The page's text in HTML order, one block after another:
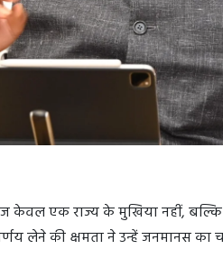
केवल एक राज्य के मुखिया नहीं, बल्कि
लेने की क्षमता ने उन्हें जनमानस